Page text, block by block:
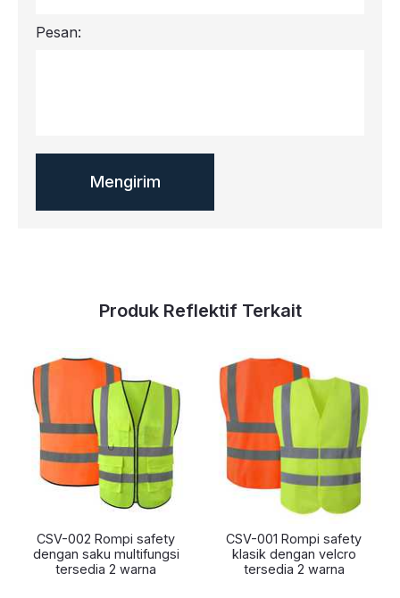
Pesan:
Produk Reflektif Terkait
CSV-002 Rompi safety
dengan saku multifungsi
tersedia 2 warna
CSV-001 Rompi safety
klasik dengan velcro
tersedia 2 warna